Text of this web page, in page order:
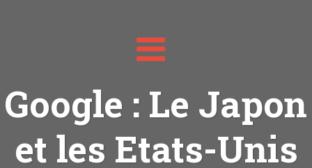
Toggle
navigation
Google : Le Japon
et les Etats-Unis